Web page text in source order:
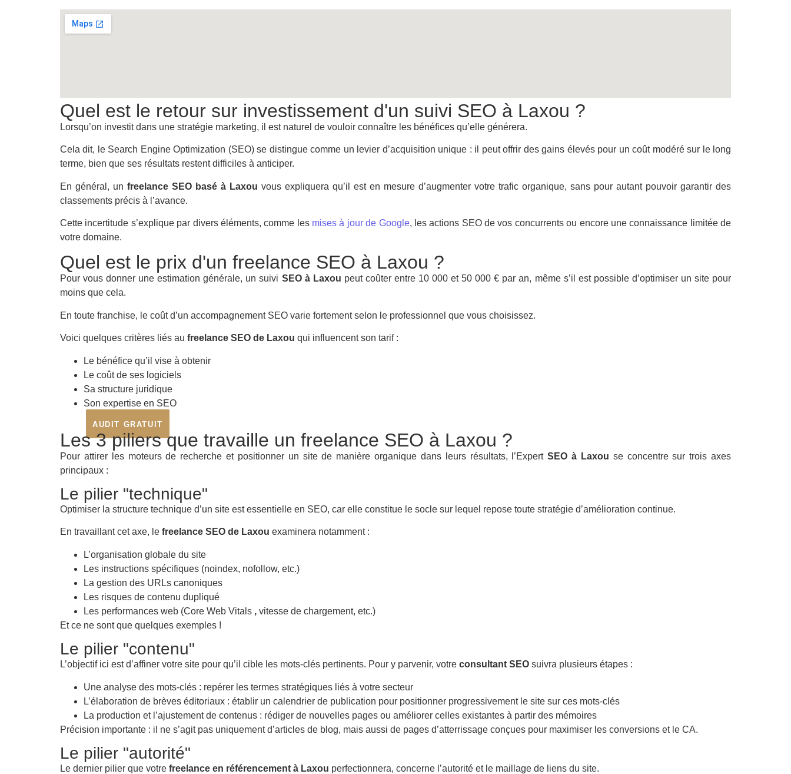
Quel est le retour sur investissement d'un suivi SEO à Laxou ?
Lorsqu’on investit dans une stratégie marketing, il est naturel de vouloir connaître les bénéfices qu’elle générera.
Cela dit, le Search Engine Optimization (SEO) se distingue comme un levier d’acquisition unique : il peut offrir des gains élevés pour un coût modéré sur le long
terme, bien que ses résultats restent difficiles à anticiper.
En général, un freelance SEO basé à Laxou vous expliquera qu’il est en mesure d’augmenter votre trafic organique, sans pour autant pouvoir garantir des
classements précis à l’avance.
Cette incertitude s’explique par divers éléments, comme les mises à jour de Google, les actions SEO de vos concurrents ou encore une connaissance limitée de
votre domaine.
Quel est le prix d'un freelance SEO à Laxou ?
Pour vous donner une estimation générale, un suivi SEO à Laxou peut coûter entre 10 000 et 50 000 € par an, même s’il est possible d’optimiser un site pour
moins que cela.
En toute franchise, le coût d’un accompagnement SEO varie fortement selon le professionnel que vous choisissez.
Voici quelques critères liés au freelance SEO de Laxou qui influencent son tarif :
Le bénéfice qu’il vise à obtenir
Le coût de ses logiciels
Sa structure juridique
Son expertise en SEO
AUDIT GRATUIT
Les 3 piliers que travaille un freelance SEO à Laxou ?
Pour attirer les moteurs de recherche et positionner un site de manière organique dans leurs résultats, l’ExpertSEO à Laxou se concentre sur trois axes
principaux :
Le pilier "technique"
Optimiser la structure technique d’un site est essentielle en SEO, car elle constitue le socle sur lequel repose toute stratégie d’amélioration continue.
En travaillant cet axe, le freelance SEO de Laxou examinera notamment :
L’organisation globale du site
Les instructions spécifiques (noindex, nofollow, etc.)
La gestion des URLs canoniques
Les risques de contenu dupliqué
Les performances web (Core Web Vitals , vitesse de chargement, etc.)
Et ce ne sont que quelques exemples !
Le pilier "contenu"
L’objectif ici est d’affiner votre site pour qu’il cible les mots-clés pertinents. Pour y parvenir, votre consultant SEO suivra plusieurs étapes :
Une analyse des mots-clés : repérer les termes stratégiques liés à votre secteur
L’élaboration de brèves éditoriaux : établir un calendrier de publication pour positionner progressivement le site sur ces mots-clés
La production et l’ajustement de contenus : rédiger de nouvelles pages ou améliorer celles existantes à partir des mémoires
Précision importante : il ne s’agit pas uniquement d’articles de blog, mais aussi de pages d’atterrissage conçues pour maximiser les conversions et le CA.
Le pilier "autorité"
Le dernier pilier que votre freelance en référencement à Laxou perfectionnera, concerne l’autorité et le maillage de liens du site.